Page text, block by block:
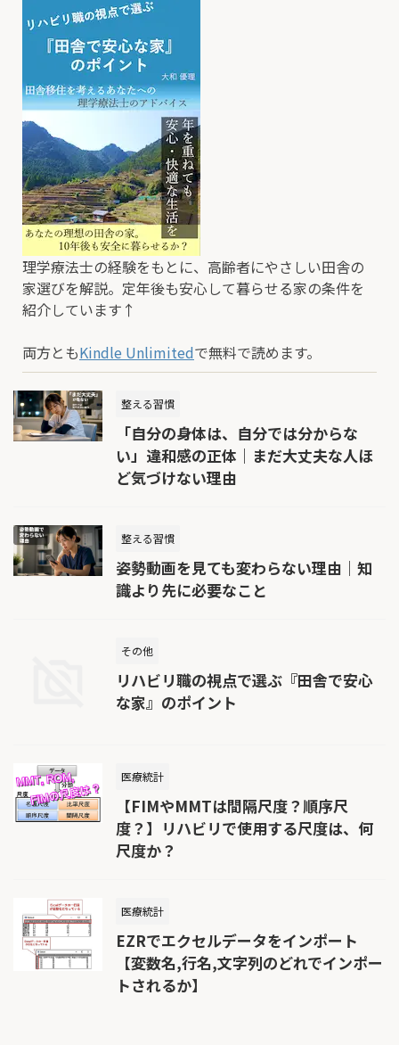
理学療法士の経験をもとに、高齢者にやさしい田舎の
家選びを解説。定年後も安心して暮らせる家の条件を
紹介しています↑
両方ともKindle Unlimitedで無料で読めます。
整える習慣
「自分の身体は、自分では分からな
い」違和感の正体｜まだ大丈夫な人ほ
ど気づけない理由
整える習慣
姿勢動画を見ても変わらない理由｜知
識より先に必要なこと
その他
リハビリ職の視点で選ぶ『田舎で安心
な家』のポイント
医療統計
【FIMやMMTは間隔尺度？順序尺
度？】リハビリで使用する尺度は、何
尺度か？
医療統計
EZRでエクセルデータをインポート
【変数名,行名,文字列のどれでインポー
トされるか】